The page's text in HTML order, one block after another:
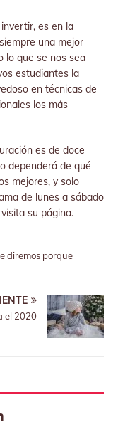
es en la
una mejor
lo que se nos sea
estudiantes la
en técnicas de
los más
es de doce
dependerá de qué
mejores, y solo
de lunes a sábado
su página.
diremos porque
el 2020